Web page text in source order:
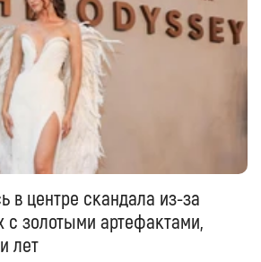
в центре скандала из-за
с золотыми артефактами,
лет